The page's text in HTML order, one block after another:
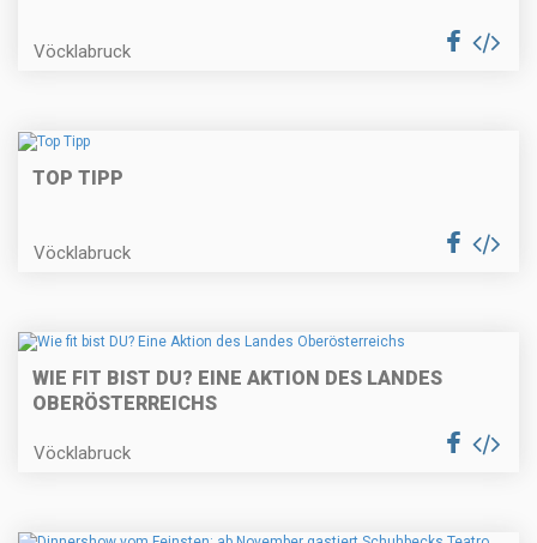
Vöcklabruck
TOP TIPP
Vöcklabruck
WIE FIT BIST DU? EINE AKTION DES LANDES
OBERÖSTERREICHS
Vöcklabruck